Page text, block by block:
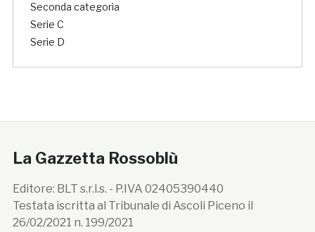
Seconda categoria
Serie C
Serie D
La Gazzetta Rossoblù
Editore: BLT s.r.l.s. - P.IVA 02405390440
Testata iscritta al Tribunale di Ascoli Piceno il
26/02/2021 n. 199/2021